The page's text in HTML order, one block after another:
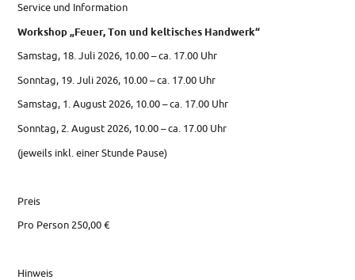
Service und Information
Workshop „Feuer, Ton und keltisches Handwerk“
Samstag, 18. Juli 2026, 10.00 – ca. 17.00 Uhr
Sonntag, 19. Juli 2026, 10.00 – ca. 17.00 Uhr
Samstag, 1. August 2026, 10.00 – ca. 17.00 Uhr
Sonntag, 2. August 2026, 10.00 – ca. 17.00 Uhr
(jeweils inkl. einer Stunde Pause)
Preis
Pro Person 250,00 €
Hinweis